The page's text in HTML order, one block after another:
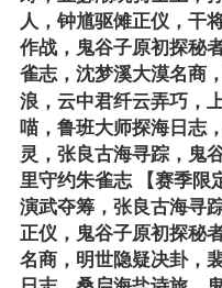
人，钟馗驱傩正仪，干
作战，鬼谷子原初探秘
雀志，沈梦溪大漠名商
浪，云中君纤云弄巧，
喵，鲁班大师探海日志
灵，张良古海寻踪，鬼
里守约朱雀志 【赛季限
演武夺筹，张良古海寻
正仪，鬼谷子原初探秘
名商，明世隐疑决卦，